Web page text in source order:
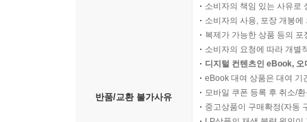
반품/교환 불가사유
소비자의 책임 있는 사유로
소비자의 사용, 포장 개봉
복제가 가능한 상품 등의
소비자의 요청에 따라 개별
디지털 컨텐츠인 eBook,
eBook 대여 상품은 대여 기
모바일 쿠폰 등록 후 취소/
중고상품이 구매확정(자동